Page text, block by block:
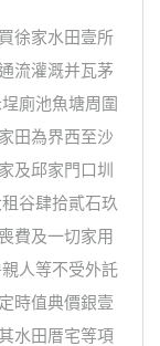
徐家水田壹所
流灌溉并瓦茅
廁池魚塘周圍
田為界西至沙
及邱家門口圳
谷肆拾貳石玖
費及一切家用
人等不受外託
時值典價銀壹
水田厝宅等項